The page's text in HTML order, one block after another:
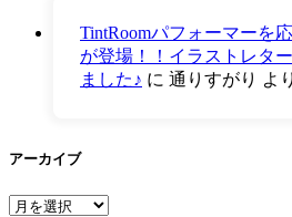
TintRoomパフォーマーを
が登場！！イラストレタ
ました♪ に 通りすがり より
アーカイブ
ア